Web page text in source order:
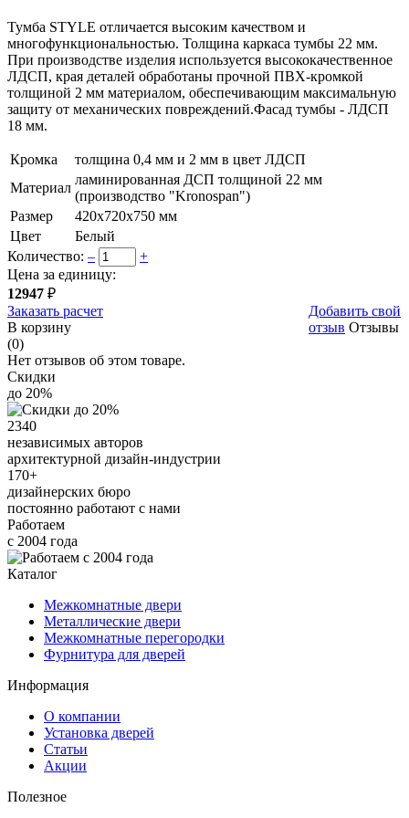
Тумба STYLE отличается высоким качеством и
многофункциональностью. Толщина каркаса тумбы 22 мм.
При производстве изделия используется высококачественное
ЛДСП, края деталей обработаны прочной ПВХ-кромкой
толщиной 2 мм материалом, обеспечивающим максимальную
защиту от механических повреждений.Фасад тумбы - ЛДСП
18 мм.
Кромка
толщина 0,4 мм и 2 мм в цвет ЛДСП
Материал
ламинированная ДСП толщиной 22 мм
(производство "Kronospan")
Размер
420х720х750 мм
Цвет
Белый
Количество: –
+
Цена за единицу:
12947 ₽
Заказать расчет
В корзину
Добавить свой
отзыв Отзывы
(0)
Нет отзывов об этом товаре.
Скидки
до 20%
2340
независимых авторов
архитектурной дизайн-индустрии
170+
дизайнерских бюро
постоянно работают с нами
Работаем
с 2004 года
Каталог
Межкомнатные двери
Металлические двери
Межкомнатные перегородки
Фурнитура для дверей
Информация
О компании
Установка дверей
Статьи
Акции
Полезное